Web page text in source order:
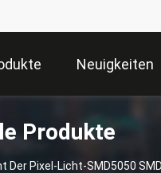
Neuigkeiten
Produkte
Der Pixel-Licht-SMD5050